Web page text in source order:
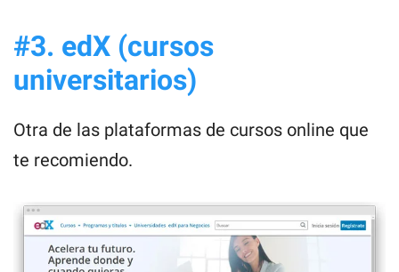
#3. edX (cursos
universitarios)
Otra de las plataformas de cursos online que
te recomiendo.